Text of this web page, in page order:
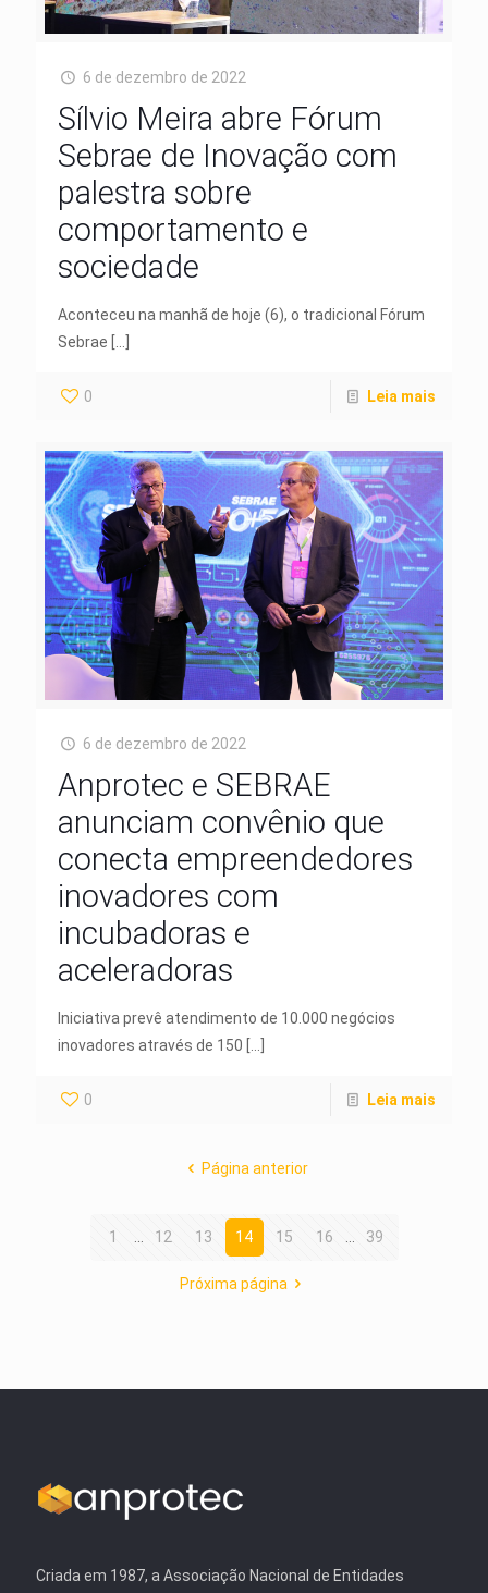
6 de dezembro de 2022
Sílvio Meira abre Fórum
Sebrae de Inovação com
palestra sobre
comportamento e
sociedade
Aconteceu na manhã de hoje (6), o tradicional Fórum
Sebrae […]
0 Leia mais
6 de dezembro de 2022
Anprotec e SEBRAE
anunciam convênio que
conecta empreendedores
inovadores com
incubadoras e
aceleradoras
Iniciativa prevê atendimento de 10.000 negócios
inovadores através de 150
0 Leia mais
Página anterior
1 12 13 14 15 16 39
Próxima página
Criada em 1987, a Associação Nacional de Entidades